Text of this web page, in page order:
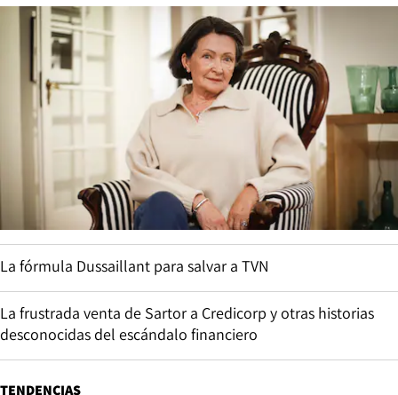
La fórmula Dussaillant para salvar a TVN
La frustrada venta de Sartor a Credicorp y otras historias
desconocidas del escándalo financiero
TENDENCIAS